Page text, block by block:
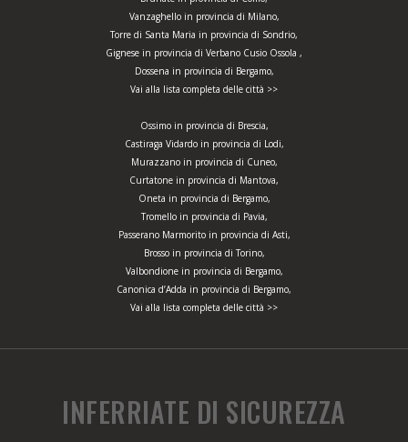
Vanzaghello in provincia di Milano,
Torre di Santa Maria in provincia di Sondrio,
Gignese in provincia di Verbano Cusio Ossola ,
Dossena in provincia di Bergamo,
Vai alla lista completa delle città >>
Ossimo in provincia di Brescia,
Castiraga Vidardo in provincia di Lodi,
Murazzano in provincia di Cuneo,
Curtatone in provincia di Mantova,
Oneta in provincia di Bergamo,
Tromello in provincia di Pavia,
Passerano Marmorito in provincia di Asti,
Brosso in provincia di Torino,
Valbondione in provincia di Bergamo,
Canonica d’Adda in provincia di Bergamo,
Vai alla lista completa delle città >>
INFERRIATE DI SICUREZZA